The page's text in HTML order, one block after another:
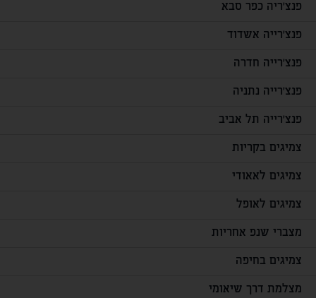
פנצ'ריה כפר סבא
פנצ'רייה אשדוד
פנצ'רייה חדרה
פנצ'רייה נתניה
פנצ'רייה תל אביב
צמיגים בקריות
צמיגים לאאודי
צמיגים לאופל
מצברי שנפ אחריות
צמיגים בחיפה
מצלמת דרך שיאומי